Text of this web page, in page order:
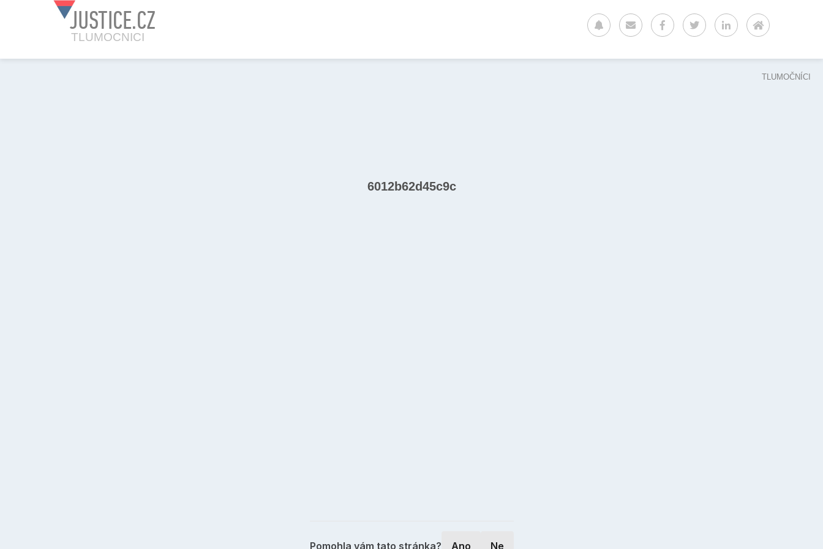
JUSTICE.CZ
TLUMOCNICI
TLUMOČNÍCI
6012b62d45c9c
Pomohla vám tato stránka? Ano Ne